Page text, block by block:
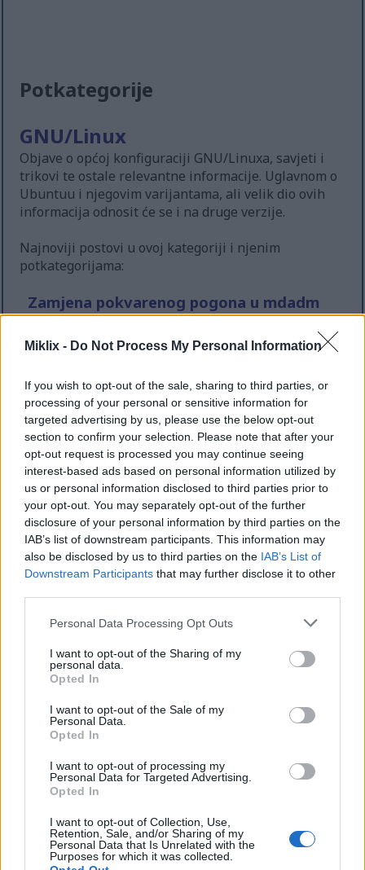
Miklix - Do Not Process My Personal Information
If you wish to opt-out of the sale, sharing to third parties, or
processing of your personal or sensitive information for
targeted advertising by us, please use the below opt-out
section to confirm your selection. Please note that after your
opt-out request is processed you may continue seeing
interest-based ads based on personal information utilized by
us or personal information disclosed to third parties prior to
your opt-out. You may separately opt-out of the further
disclosure of your personal information by third parties on the
IAB’s list of downstream participants. This information may
also be disclosed by us to third parties on the IAB’s List of
Downstream Participants that may further disclose it to other
Please note that this website/app uses one or more Google
not limited to your visit or usage behaviour. You may click to
grant or deny consent to Google and its third-party tags to
use your data for below specified purposes in below Google
consent section.
Personal Data Processing Opt Outs
I want to opt-out of the Sharing of my
personal data.
Opted In
I want to opt-out of the Sale of my
Personal Data.
Opted In
I want to opt-out of processing my
Personal Data for Targeted Advertising.
Opted In
I want to opt-out of Collection, Use,
Retention, Sale, and/or Sharing of my
Personal Data that Is Unrelated with the
Purposes for which it was collected.
Potkategorije
GNU/Linux
Objave o općoj konfiguraciji GNU/Linuxa, savjeti i
trikovi te ostale relevantne informacije. Uglavnom o
Ubuntuu i njegovim varijantama, ali velik dio ovih
informacija odnosit će se i na druge verzije.
Najnoviji postovi u ovoj kategoriji i njenim
potkategorijama:
Zamjena pokvarenog pogona u mdadm
polju na Ubuntuu
Objavljeno uGNU/Linux15. veljače 2025. u 22:05:33 UTC
mdadm RAID polju, ovaj članak objašnjava kako
ga ispravno zamijeniti na Ubuntu sustavu.
Pročitaj više...
Kako prisilno prekinuti proces u
GNU/Linuxu
Objavljeno uGNU/Linux15. veljače 2025. u 21:51:47 UTC
Ovaj članak objašnjava kako prepoznati
zamrznuti proces i prisilno ga zaustaviti u
Ubuntuu.Pročitaj više...
Kako postaviti vatrozid na Ubuntu
Ovaj članak objašnjava i daje neke primjere kako
postaviti vatrozid na GNU/Linuxu pomoću ufw,
što je skraćenica za Nekomplicirani vatrozid - i
naziv je prikladan, to je zaista vrlo jednostavan
portova nego što vam je potrebno.
Pročitaj više...
NGINX
Objave o NGINX-u, jednom od najboljih i
najpopularnijih web poslužitelja/proxyja za